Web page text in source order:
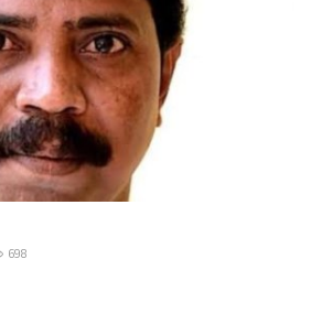
698